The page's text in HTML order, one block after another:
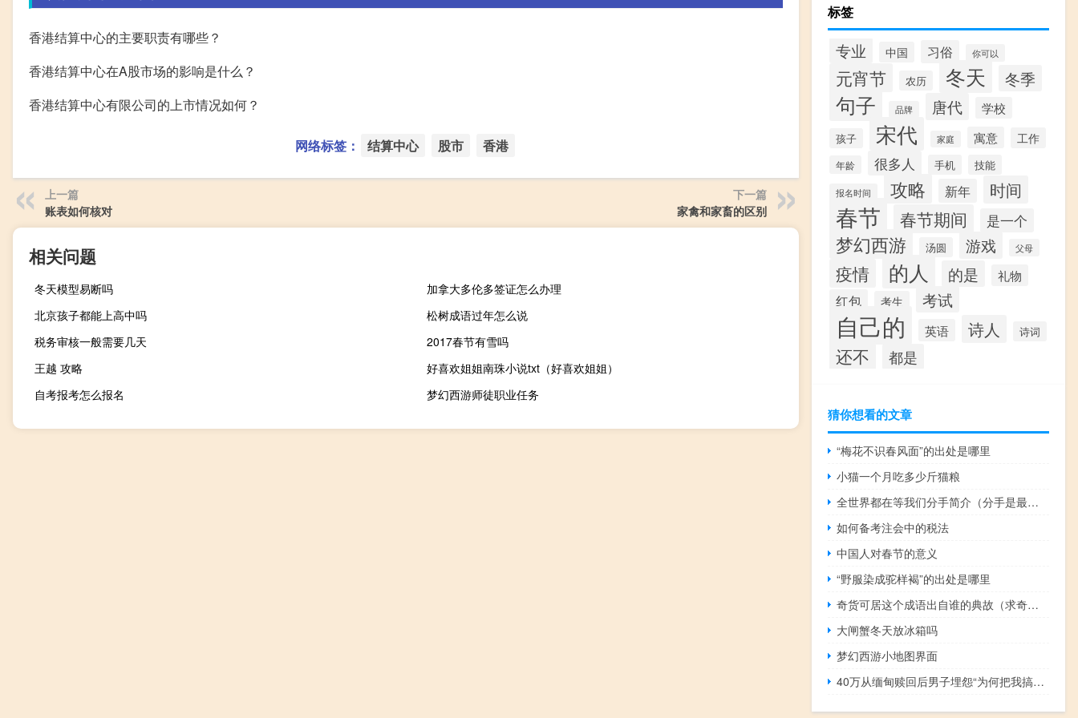
香港结算中心的主要职责有哪些？
香港结算中心在A股市场的影响是什么？
香港结算中心有限公司的上市情况如何？
网络标签： 结算中心 股市 香港
上一篇
账表如何核对
下一篇
家禽和家畜的区别
相关问题
冬天模型易断吗
加拿大多伦多签证怎么办理
北京孩子都能上高中吗
松树成语过年怎么说
税务审核一般需要几天
2017春节有雪吗
王越 攻略
好喜欢姐姐南珠小说txt（好喜欢姐姐）
自考报考怎么报名
梦幻西游师徒职业任务
标签
专业 中国 习俗 你可以
元宵节 农历 冬天 冬季
句子 品牌 唐代 学校
孩子 宋代 家庭 寓意 工作
年龄 很多人 手机 技能
报名时间 攻略 新年 时间
春节 春节期间 是一个
梦幻西游 汤圆 游戏 父母
疫情 的人 的是 礼物
红包 考生 考试
自己的 英语 诗人 诗词
还不 都是
猜你想看的文章
“梅花不识春风面”的出处是哪里
小猫一个月吃多少斤猫粮
全世界都在等我们分手简介（分手是最好的选择简介）
如何备考注会中的税法
中国人对春节的意义
“野服染成驼样褐”的出处是哪里
奇货可居这个成语出自谁的典故（求奇货可居(文言文)每一个词的解释）
大闸蟹冬天放冰箱吗
梦幻西游小地图界面
40万从缅甸赎回后男子埋怨“为何把我搞回来”！ 到底什么情况嘞